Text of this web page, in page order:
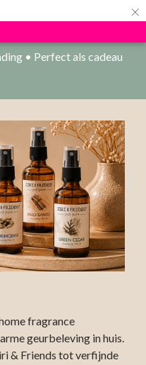
×
• Perfect als cadeau
fragrance
geurbeleving in huis.
& Friends tot verfijnde